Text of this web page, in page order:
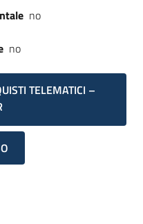
no
no
TELEMATICI –